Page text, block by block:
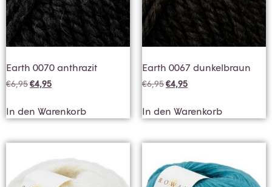
Earth 0070 anthrazit
€6,95€4,95
In den Warenkorb
Earth 0067 dunkelbraun
€6,95€4,95
In den Warenkorb